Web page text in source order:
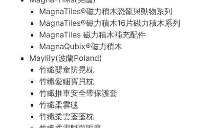
MagnaTiles®磁力積木恐龍與動物系列
MagnaTiles®磁力積木16片磁力積木系列
MagnaTiles 磁力積木補充配件
MagnaQubix®磁力積木
Maylily(波蘭Poland)
竹纖嬰童防晃枕
竹纖愛睏寶貝枕
竹纖推車安全帶保護套
竹纖柔雲毯
竹纖柔雲蓬蓬枕